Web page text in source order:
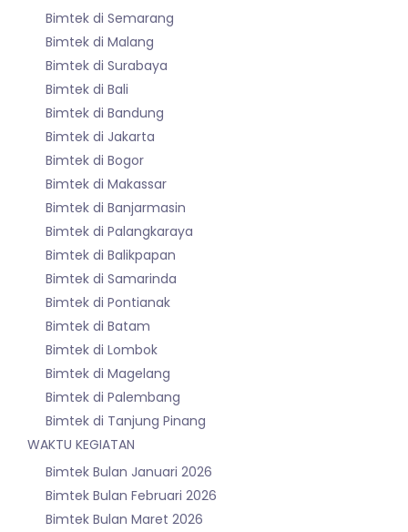
Bimtek di Semarang
Bimtek di Malang
Bimtek di Surabaya
Bimtek di Bali
Bimtek di Bandung
Bimtek di Jakarta
Bimtek di Bogor
Bimtek di Makassar
Bimtek di Banjarmasin
Bimtek di Palangkaraya
Bimtek di Balikpapan
Bimtek di Samarinda
Bimtek di Pontianak
Bimtek di Batam
Bimtek di Lombok
Bimtek di Magelang
Bimtek di Palembang
Bimtek di Tanjung Pinang
WAKTU KEGIATAN
Bimtek Bulan Januari 2026
Bimtek Bulan Februari 2026
Bimtek Bulan Maret 2026